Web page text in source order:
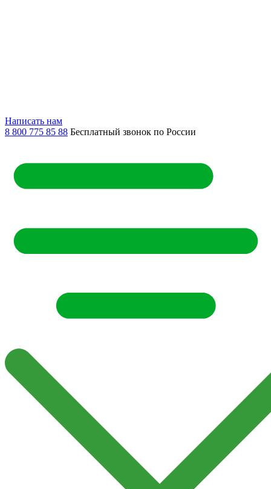
Написать нам
8 800 775 85 88 Бесплатный звонок по России